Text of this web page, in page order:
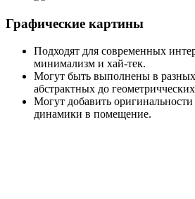
Графические картины
Подходят для современных
минимализм и хай-тек.
Могут быть выполнены в разных
абстрактных до
Могут добавить
динамики в помещение.